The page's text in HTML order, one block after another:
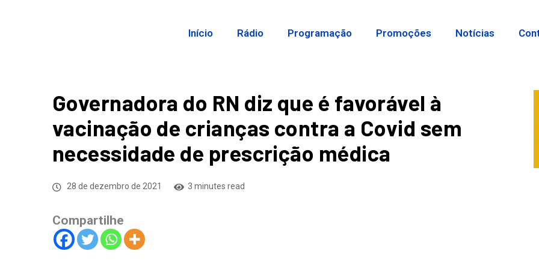
Início Rádio Programação Promoções Notícias
Governadora do RN diz que é favorável à
vacinação de crianças contra a Covid sem
necessidade de prescrição médica
28 de dezembro de 2021 3 minutes read
Compartilhe